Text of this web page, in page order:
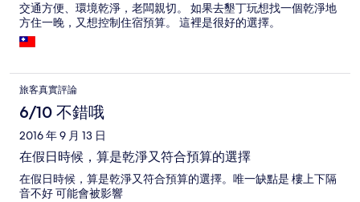
交通方便、環境乾淨，老闆親切。 如果去墾丁玩想找一個乾淨地
方住一晚，又想控制住宿預算。 這裡是很好的選擇。
旅客真實評論
6/10 不錯哦
2016 年 9 月 13 日
在假日時候，算是乾淨又符合預算的選擇
在假日時候，算是乾淨又符合預算的選擇。唯一缺點是 樓上下隔
音不好 可能會被影響